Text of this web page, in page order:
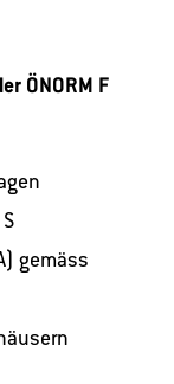
ÖNORM F
gemäss